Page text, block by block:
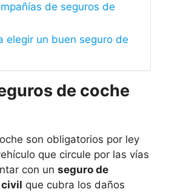
de seguros de
elegir un buen seguro de
de coche
son obligatorios por ley
que circule por las vías
con un seguro de
que cubra los daños